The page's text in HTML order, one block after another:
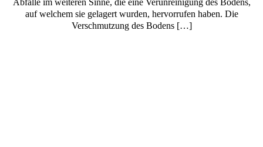
Abfälle im weiteren Sinne, die eine Verunreinigung des Bodens,
auf welchem sie gelagert wurden, hervorrufen haben. Die
Verschmutzung des Bodens […]